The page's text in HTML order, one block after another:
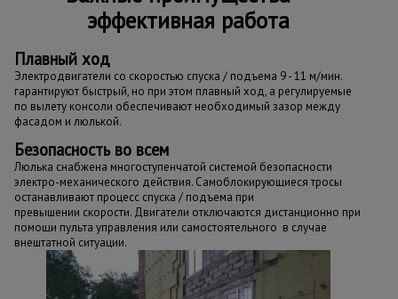
эффективная работа
Плавный ход
Электродвигатели со скоростью спуска / подъема 9 - 11 м/мин.
гарантируют быстрый, но при этом плавный ход, а регулируемые
по вылету консоли обеспечивают необходимый зазор между
фасадом и люлькой.
Безопасность во всем
Люлька снабжена многоступенчатой системой безопасности
электро-механического действия. Самоблокирующиеся тросы
останавливают процесс спуска / подъема при
превышении скорости. Двигатели отключаются дистанционно при
помощи пульта управления или самостоятельного в случае
внештатной ситуации.